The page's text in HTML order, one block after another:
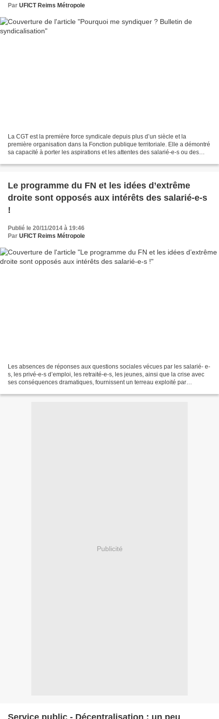
Par UFICT Reims Métropole
La CGT est la première force syndicale depuis plus d’un siècle et la
première organisation dans la Fonction publique territoriale. Elle a démontré
sa capacité à porter les aspirations et les attentes des salarié-e-s ou des
Le programme du FN et les idées d’extrême
droite sont opposés aux intérêts des salarié-e-s
!
Publié le 20/11/2014 à 19:46
Par UFICT Reims Métropole
Les absences de réponses aux questions sociales vécues par les salarié- e-
s, les privé-e-s d’emploi, les retraité-e-s, les jeunes, ainsi que la crise avec
ses conséquences dramatiques, fournissent un terreau exploité par
Publicité